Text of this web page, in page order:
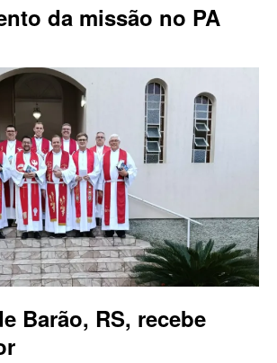
da missão no PA
Barão, RS, recebe